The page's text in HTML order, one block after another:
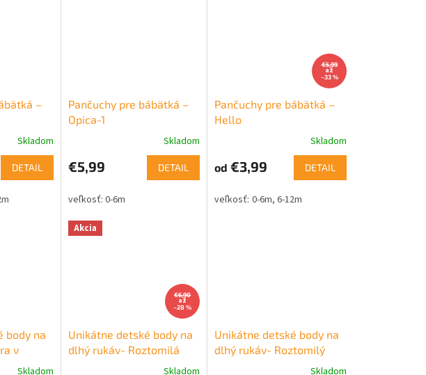
–
Skladom
DETAIL
Pančuchy pre bábätká –
Opica-1
Skladom
€5,99 DETAIL
0-6m
€5,99
až
–33 %
Pančuchy pre bábätká –
Hello
Skladom
od €3,99 DETAIL
0-6m 6-12m
body na
v
Skladom
Akcia
€6,90
až
–28 %
Unikátne detské body na
dlhý rukáv- Roztomilá
Skladom
Unikátne detské body na
dlhý rukáv- Roztomilý
Skladom